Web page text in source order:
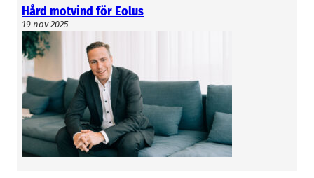
Hård motvind för Eolus
19 nov 2025